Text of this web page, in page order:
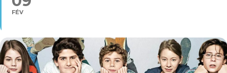
FÉV